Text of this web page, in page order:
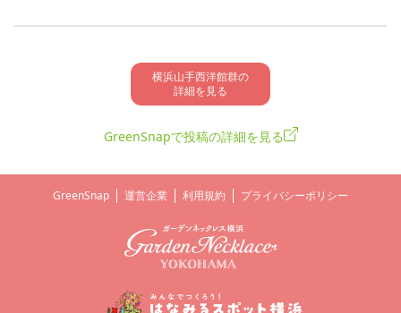
横浜山手西洋館群の
詳細を見る
GreenSnapで投稿の詳細を見る
GreenSnap 運営企業 利用規約 プライバシーポリシー